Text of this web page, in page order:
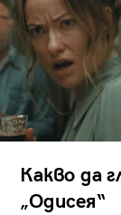
Какво да
„Одисея“